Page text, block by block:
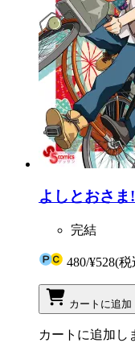
よしとおさま
完結
480/¥528(税
カートに追加
カートに追加し